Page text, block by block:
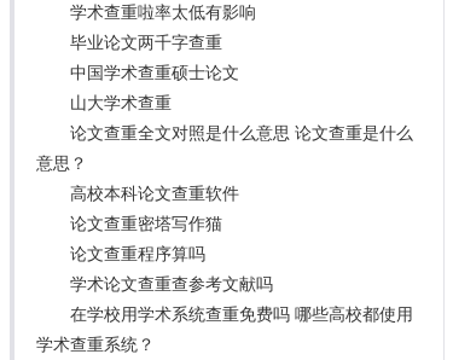
学术查重啦率太低有影响
毕业论文两千字查重
中国学术查重硕士论文
山大学术查重
论文查重全文对照是什么意思 论文查重是什么
意思？
高校本科论文查重软件
论文查重密塔写作猫
论文查重程序算吗
学术论文查重查参考文献吗
在学校用学术系统查重免费吗 哪些高校都使用
学术查重系统？